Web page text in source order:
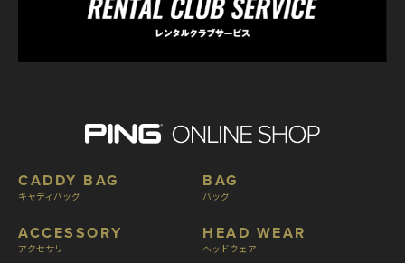
CADDY BAG
キャディバッグ
ACCESSORY
アクセサリー
BAG
バッグ
HEAD WEAR
ヘッドウェア